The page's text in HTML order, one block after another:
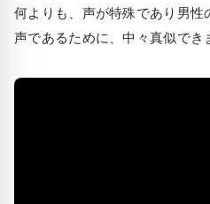
何よりも、声が特殊であり男
声であるために、中々真似でき